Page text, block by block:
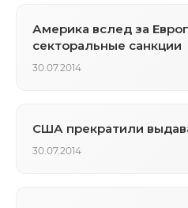
Америка вслед за
секторальные санкции
30.07.2014
США прекратили
30.07.2014